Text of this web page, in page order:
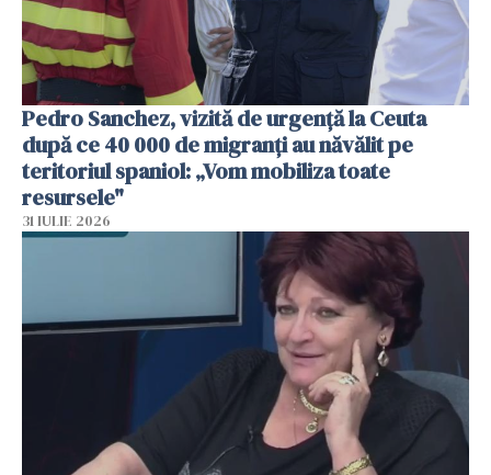
Pedro Sanchez, vizită de urgență la Ceuta
după ce 40 000 de migranți au năvălit pe
teritoriul spaniol: „Vom mobiliza toate
resursele"
31 IULIE 2026